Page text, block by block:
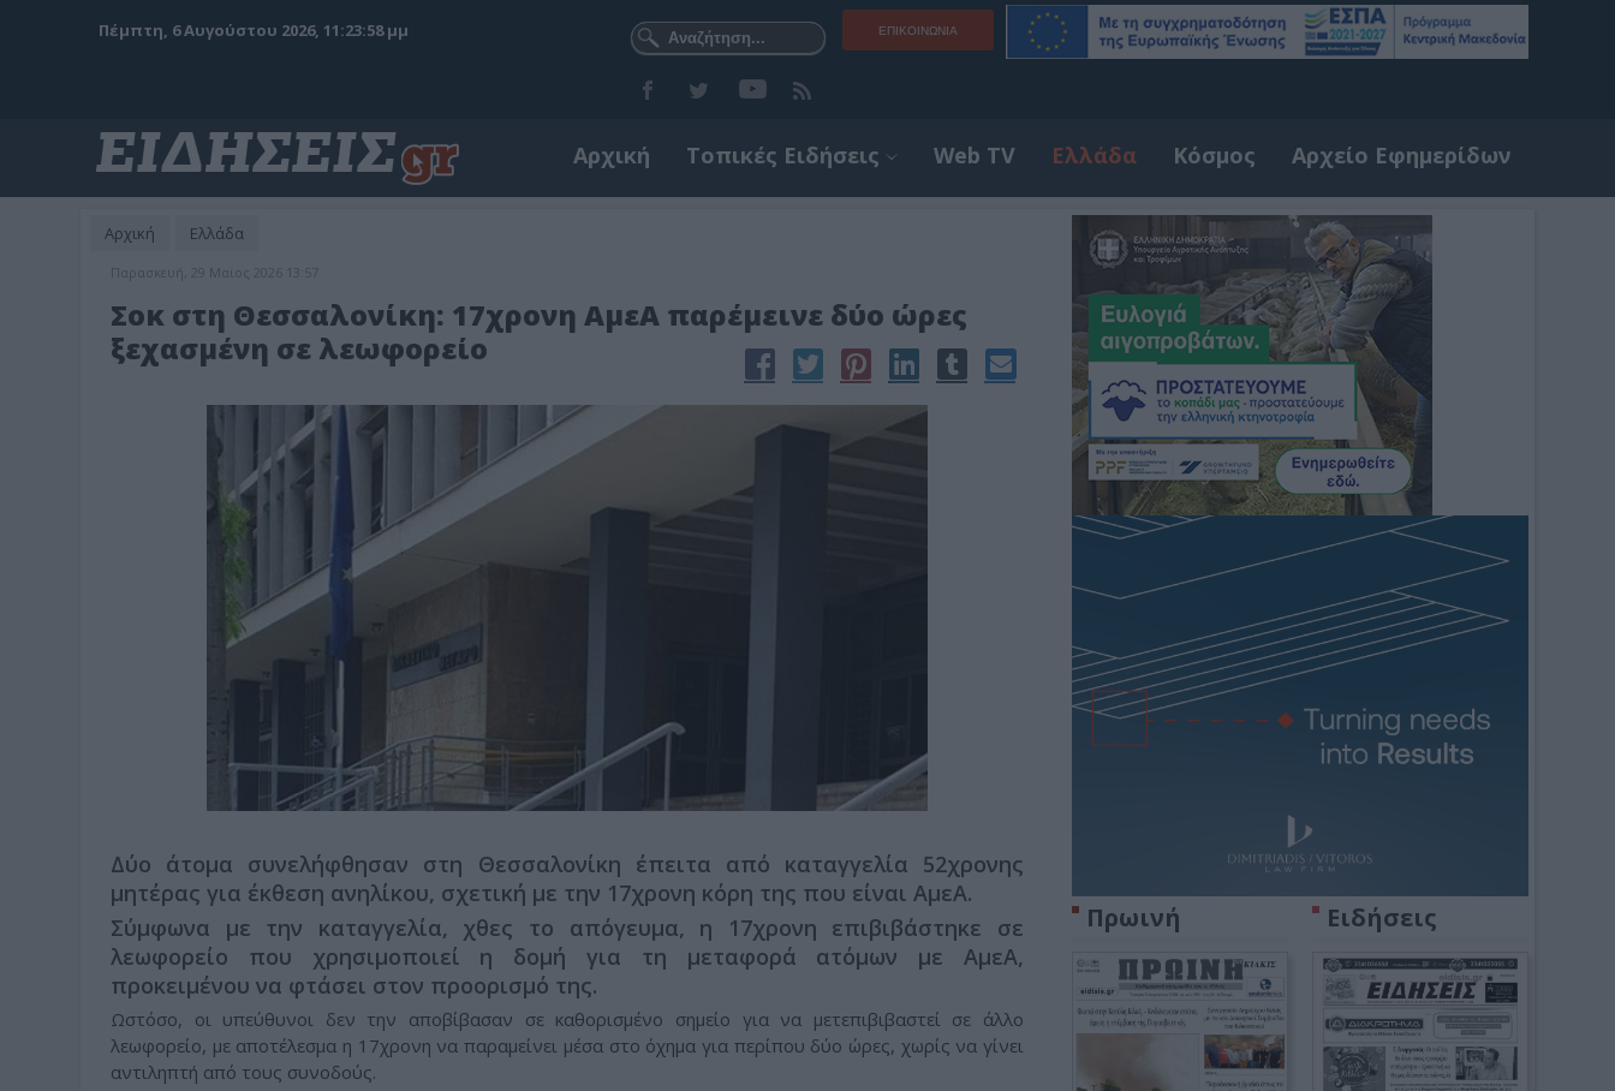
ΕΠΙΚΟΙΝΩΝΊΑ
Πέμπτη, 6 Αυγούστου 2026, 11:24:00 μμ
Αρχική Τοπικές Ειδήσεις Web TV Ελλάδα Κόσμος Αρχείο Εφημερίδων
Αρχική Ελλάδα
Παρασκευή, 29 Μαϊος 2026 13:57
Σοκ στη Θεσσαλονίκη: 17χρονη ΑμεΑ παρέμεινε δύο ώρες
ξεχασμένη σε λεωφορείο
Δύο άτομα συνελήφθησαν στη Θεσσαλονίκη έπειτα από καταγγελία 52χρονης
μητέρας για έκθεση ανηλίκου, σχετική με την 17χρονη κόρη της που είναι ΑμεΑ.
Σύμφωνα με την καταγγελία, χθες το απόγευμα, η 17χρονη επιβιβάστηκε σε
λεωφορείο που χρησιμοποιεί η δομή για τη μεταφορά ατόμων με ΑμεΑ,
προκειμένου να φτάσει στον προορισμό της.
Ωστόσο, οι υπεύθυνοι δεν την αποβίβασαν σε καθορισμένο σημείο για να μετεπιβιβαστεί σε άλλο
λεωφορείο, με αποτέλεσμα η 17χρονη να παραμείνει μέσα στο όχημα για περίπου δύο ώρες, χωρίς να γίνει
αντιληπτή από τους συνοδούς.
Πρωινή Ειδήσεις